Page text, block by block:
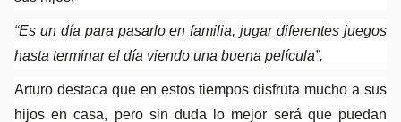
“Es un día para pasarlo en familia, jugar diferentes juegos
hasta terminar el día viendo una buena película”.
Arturo destaca que en estos tiempos disfruta mucho a sus
hijos en casa, pero sin duda lo mejor será que puedan